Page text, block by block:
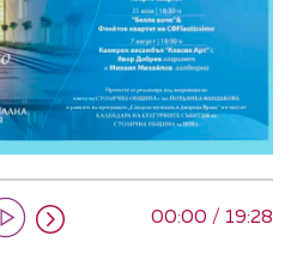
00:00 / 19:28